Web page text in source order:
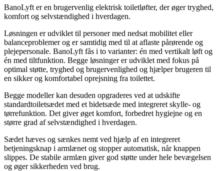
BanoLyft er en brugervenlig elektrisk toiletløfter, der øger tryghed,
komfort og selvstændighed i hverdagen.
Løsningen er udviklet til personer med nedsat mobilitet eller
balanceproblemer og er samtidig med til at aflaste pårørende og
plejepersonale. BanoLyft fås i to varianter: én med vertikalt løft og
én med tiltfunktion. Begge løsninger er udviklet med fokus på
optimal støtte, tryghed og brugervenlighed og hjælper brugeren til
en sikker og komfortabel oprejsning fra toilettet.
Begge modeller kan desuden opgraderes ved at udskifte
standardtoiletsædet med et bidetsæde med integreret skylle- og
tørrefunktion. Det giver øget komfort, forbedret hygiejne og en
større grad af selvstændighed i hverdagen.
Sædet hæves og sænkes nemt ved hjælp af en integreret
betjeningsknap i armlænet og stopper automatisk, når knappen
slippes. De stabile armlæn giver god støtte under hele bevægelsen
og øger sikkerheden ved brug.